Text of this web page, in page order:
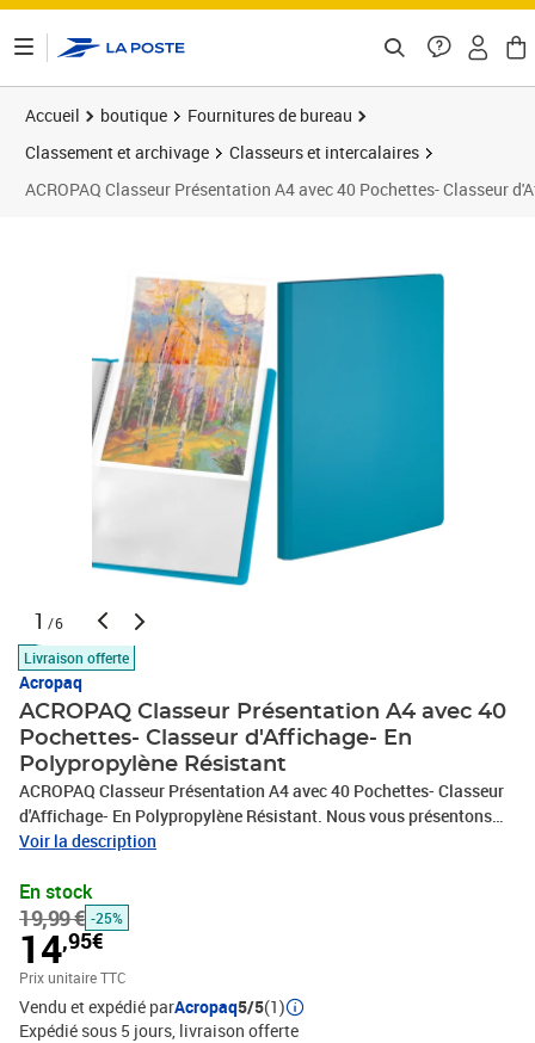
Accueil boutique
Fournitures de bureau
Classement et archivage
Classeurs et intercalaires
ACROPAQ Classeur Présentation A4 avec 40 Pochettes- Classeur
1 /6
Livraison offerte
Acropaq
ACROPAQ Classeur Présentation A4 avec 40
Pochettes- Classeur d'Affichage- En
Polypropylène Résistant
ACROPAQ Classeur Présentation A4 avec 40 Pochettes- Classeur
d'Affichage- En Polypropylène Résistant. Nous vous présentons
notre Display Book vert de haute capacité, la solution ultime pour
porte-documents de format A4 est métieusement conçu pour
répondre à vos besoins d'organisation de documents tout en
offrant une protection et une présentation optimales pour vos
précieux documents. Vos documents, œuvres d'art, certificats et
présentations resteront en parfait état au fil du temps
Voir la description
En stock
19,99 € -25%
14,95€
Prix unitaire TTC
Vendu et expédié parAcropaq5/5(1)
Expédié sous 5 jours livraison offerte